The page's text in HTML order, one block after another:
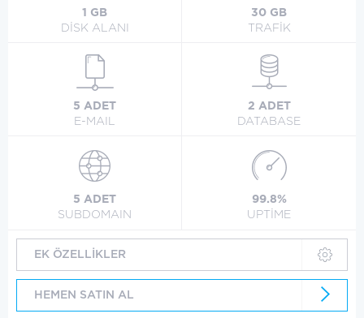
1 GB
DİSK ALANI
30 GB
TRAFİK
5 ADET
E-MAIL
2 ADET
DATABASE
5 ADET
SUBDOMAIN
99.8%
UPTİME
EK ÖZELLİKLER
HEMEN SATIN AL